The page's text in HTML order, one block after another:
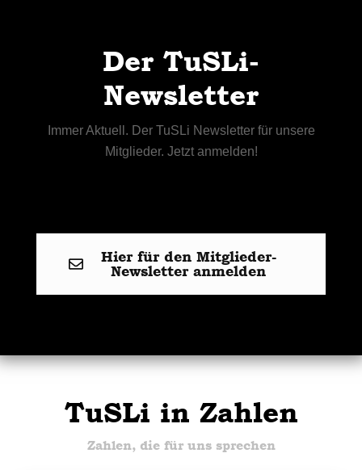
Der TuSLi-
Newsletter
Immer Aktuell. Der TuSLi Newsletter für unsere
Mitglieder. Jetzt anmelden!
Hier für den Mitglieder-
Newsletter anmelden
TuSLi in Zahlen
Zahlen, die für uns sprechen